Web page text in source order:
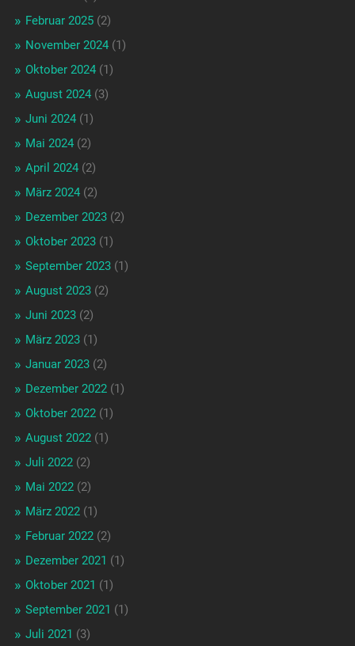
Februar 2025(2)
November 2024(1)
Oktober 2024(1)
August 2024(3)
Juni 2024(1)
Mai 2024(2)
April 2024(2)
März 2024(2)
Dezember 2023(2)
Oktober 2023(1)
September 2023(1)
August 2023(2)
Juni 2023(2)
März 2023(1)
Januar 2023(2)
Dezember 2022(1)
Oktober 2022(1)
August 2022(1)
Juli 2022(2)
Mai 2022(2)
März 2022(1)
Februar 2022(2)
Dezember 2021 (1)
Oktober 2021 (1)
September 2021 (1)
Juli 2021 (3)